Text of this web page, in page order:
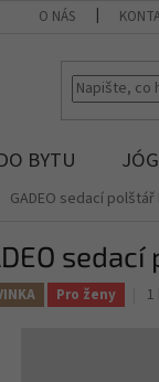
O NÁS
BYTU
GADEO sedací polštář
Pro ženy